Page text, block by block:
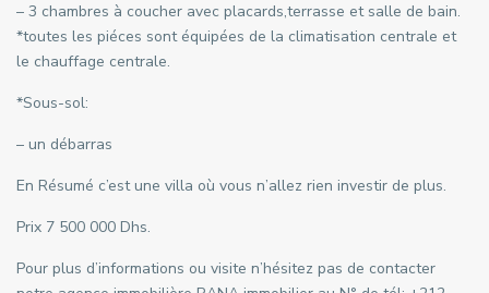
– 3 chambres à coucher avec placards,terrasse et salle de bain.
*toutes les piéces sont équipées de la climatisation centrale et
le chauffage centrale.
*Sous-sol:
– un débarras
En Résumé c’est une villa où vous n’allez rien investir de plus.
Prix 7 500 000 Dhs.
Pour plus d’informations ou visite n’hésitez pas de contacter